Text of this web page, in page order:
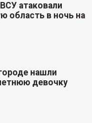
атаковали
область в ночь на
нашли
девочку